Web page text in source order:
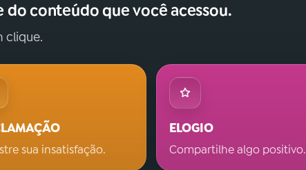
do conteúdo que você acessou.
clique.
sua insatisfação.
ELOGIO
Compartilhe algo positivo.